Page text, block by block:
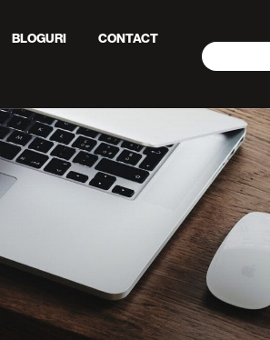
BLOGURI CONTACT